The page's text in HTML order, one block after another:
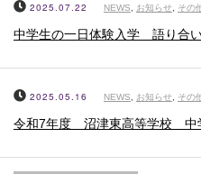
2025.07.22 NEWS お知らせ その
中学生の一日体験入学 語り合
2025.05.16 NEWS お知らせ その
令和7年度 沼津東高等学校 中